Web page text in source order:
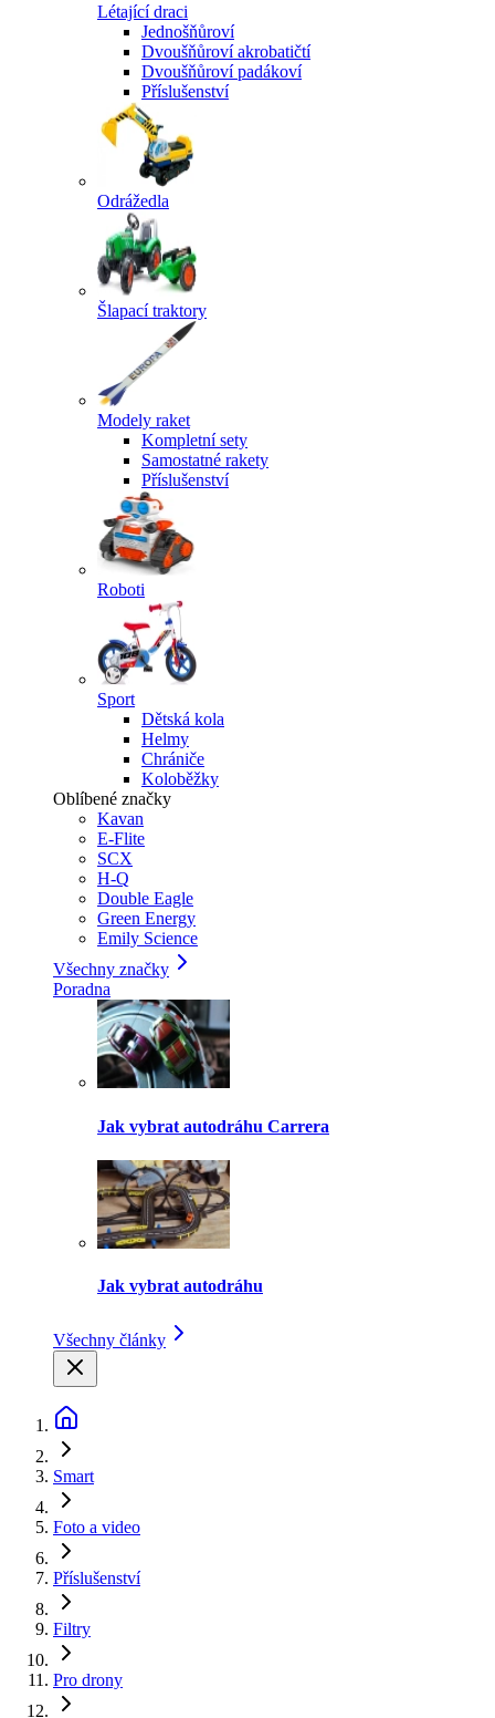
Létající draci
Jednošňůroví
Dvoušňůroví akrobatičtí
Dvoušňůroví padákoví
Příslušenství
Odrážedla
Šlapací traktory
Modely raket
Kompletní sety
Samostatné rakety
Příslušenství
Roboti
Sport
Dětská kola
Helmy
Chrániče
Koloběžky
Oblíbené značky
Kavan
E-Flite
SCX
H-Q
Double Eagle
Green Energy
Emily Science
Všechny značky
Poradna
Jak vybrat autodráhu Carrera
Jak vybrat autodráhu
Všechny články
Smart
Foto a video
Příslušenství
Filtry
Pro drony